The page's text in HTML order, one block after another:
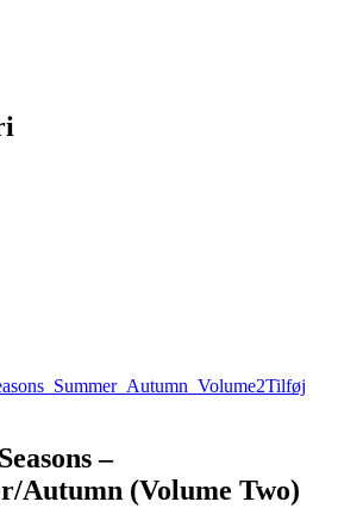
Tilføj
–
Autumn (Volume Two)